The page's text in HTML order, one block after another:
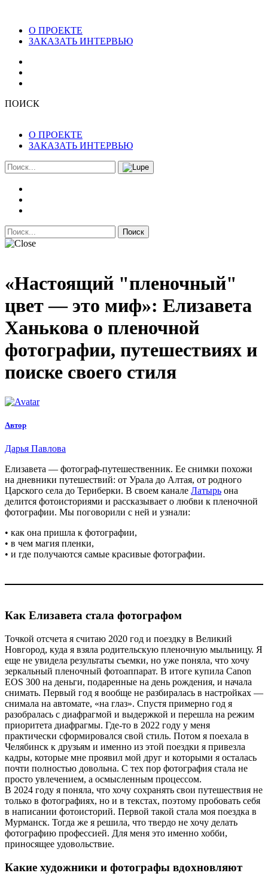
О ПРОЕКТЕ
ЗАКАЗАТЬ ИНТЕРВЬЮ
ПОИСК
О ПРОЕКТЕ
ЗАКАЗАТЬ ИНТЕРВЬЮ
Поиск
«Настоящий "пленочный"
цвет — это миф»: Елизавета
Ханькова о пленочной
фотографии, путешествиях и
поиске своего стиля
Автор
Дарья Павлова
Елизавета — фотограф-путешественник. Ее снимки похожи
на дневники путешествий: от Урала до Алтая, от родного
Царского села до Териберки. В своем канале Латырь она
делится фотоисториями и рассказывает о любви к пленочной
фотографии. Мы поговорили с ней и узнали:
• как она пришла к фотографии,
• в чем магия пленки,
• и где получаются самые красивые фотографии.
Как Елизавета стала фотографом
Точкой отсчета я считаю 2020 год и поездку в Великий
Новгород, куда я взяла родительскую пленочную мыльницу. Я
еще не увидела результаты съемки, но уже поняла, что хочу
зеркальный пленочный фотоаппарат. В итоге купила Canon
EOS 300 на деньги, подаренные на день рождения, и начала
снимать. Первый год я вообще не разбиралась в настройках —
снимала на автомате, «на глаз». Спустя примерно год я
разобралась с диафрагмой и выдержкой и перешла на режим
приоритета диафрагмы. Где-то в 2022 году у меня
практически сформировался свой стиль. Потом я поехала в
Челябинск к друзьям и именно из этой поездки я привезла
кадры, которые мне проявил мой друг и которыми я осталась
почти полностью довольна. С тех пор фотография стала не
просто увлечением, а осмысленным процессом.
В 2024 году я поняла, что хочу сохранять свои путешествия не
только в фотографиях, но и в текстах, поэтому пробовать себя
в написании фотоисторий. Первой такой стала моя поездка в
Мурманск. Тогда же я решила, что твердо не хочу делать
фотографию профессией. Для меня это именно хобби,
приносящее удовольствие.
Какие художники и фотографы вдохновляют